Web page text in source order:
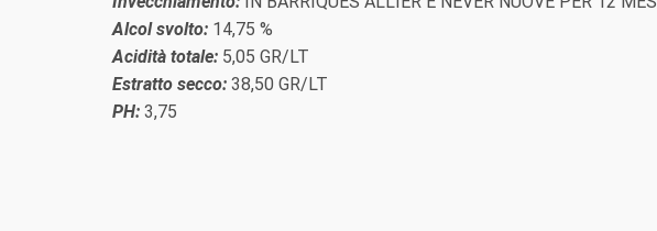
Alcol svolto: 14,75 %
Acidità totale: 5,05 GR/LT
Estratto secco: 38,50 GR/LT
PH: 3,75